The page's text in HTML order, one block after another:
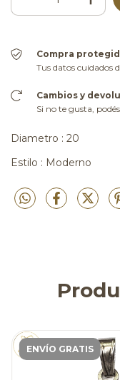
Compra
Tus datos cuidados
Cambios y
Si no te gusta,
Diametro : 20
Estilo : Moderno
ENVÍO GRATIS